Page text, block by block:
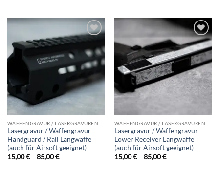
Add to
wishlist
WAFFENGRAVUR / LASERGRAVUREN
Lasergravur / Waffengravur –
Handguard / Rail Langwaffe
(auch für Airsoft geeignet)
15,00€ – 85,00€Preisspanne:
Add to
wishlist
WAFFENGRAVUR / LASERGRAVUREN
Lasergravur / Waffengravur –
Lower Receiver Langwaffe
(auch für Airsoft geeignet)
15,00€ – 85,00€Preisspanne: